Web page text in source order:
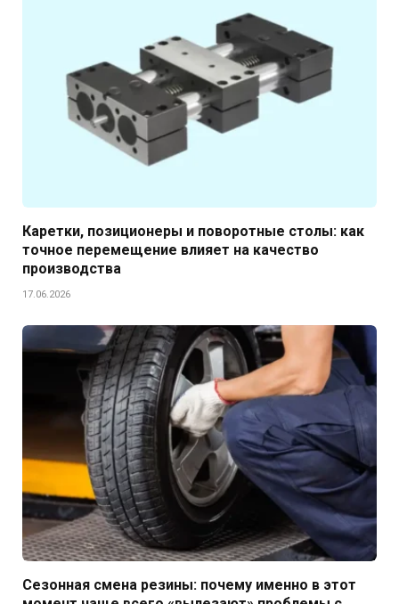
Каретки, позиционеры и поворотные столы: как
точное перемещение влияет на качество
производства
17.06.2026
Сезонная смена резины: почему именно в этот